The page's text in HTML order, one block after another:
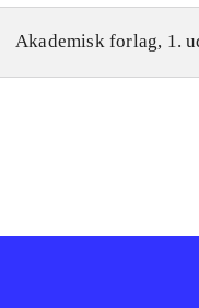
Akademisk forlag, 1.